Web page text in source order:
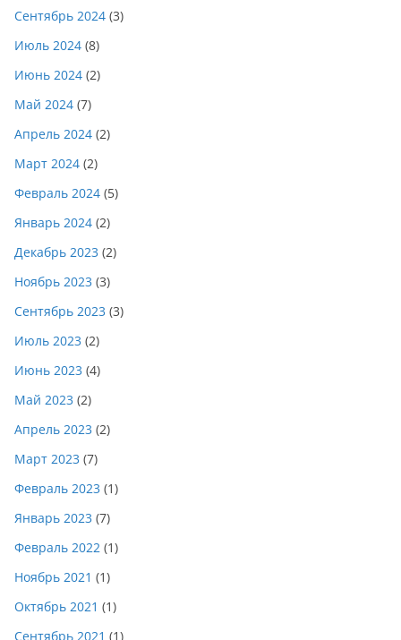
Сентябрь 2024 (3)
Июль 2024 (8)
Июнь 2024 (2)
Май 2024 (7)
Апрель 2024 (2)
Март 2024 (2)
Февраль 2024 (5)
Январь 2024 (2)
Декабрь 2023 (2)
Ноябрь 2023 (3)
Сентябрь 2023 (3)
Июль 2023 (2)
Июнь 2023 (4)
Май 2023 (2)
Апрель 2023 (2)
Март 2023 (7)
Февраль 2023 (1)
Январь 2023 (7)
Февраль 2022 (1)
Ноябрь 2021 (1)
Октябрь 2021 (1)
Сентябрь 2021 (1)